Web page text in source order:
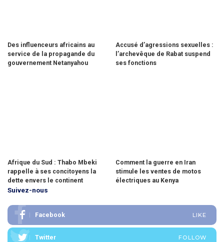
Des influenceurs africains au
service de la propagande du
gouvernement Netanyahou
Accusé d’agressions sexuelles :
l’archevêque de Rabat suspend
ses fonctions
Afrique du Sud : Thabo Mbeki
rappelle à ses concitoyens la
dette envers le continent
Comment la guerre en Iran
stimule les ventes de motos
électriques au Kenya
Suivez-nous
Facebook LIKE
Twitter FOLLOW